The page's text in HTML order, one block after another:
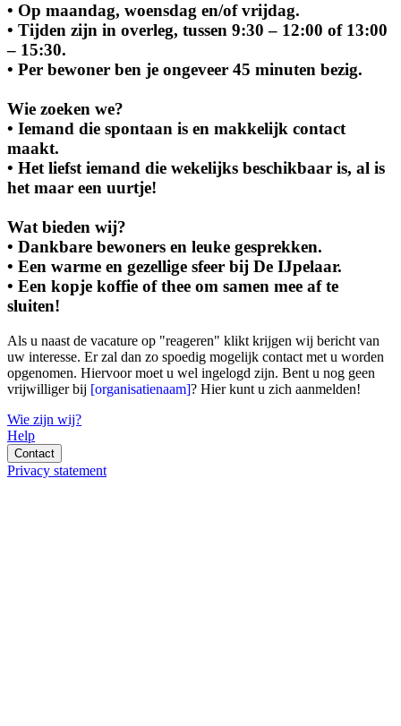
• Op maandag, woensdag en/of vrijdag.
• Tijden zijn in overleg, tussen 9:30 – 12:00 of 13:00
– 15:30.
• Per bewoner ben je ongeveer 45 minuten bezig.
Wie zoeken we?
• Iemand die spontaan is en makkelijk contact
maakt.
• Het liefst iemand die wekelijks beschikbaar is, al is
het maar een uurtje!
Wat bieden wij?
• Dankbare bewoners en leuke gesprekken.
• Een warme en gezellige sfeer bij De IJpelaar.
• Een kopje koffie of thee om samen mee af te
sluiten!
Als u naast de vacature op "reageren" klikt krijgen wij bericht van
uw interesse. Er zal dan zo spoedig mogelijk contact met u worden
opgenomen. Hiervoor moet u wel ingelogd zijn. Bent u nog geen
vrijwilliger bij [organisatienaam]? Hierkunt u zich aanmelden!
Wie zijn wij?
Help
Contact
Privacy statement